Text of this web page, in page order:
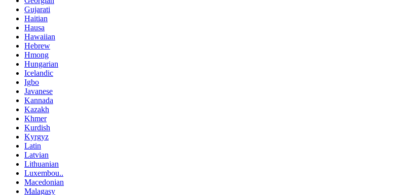
Gujarati
Haitian
Hausa
Hawaiian
Hebrew
Hmong
Hungarian
Icelandic
Igbo
Javanese
Kannada
Kazakh
Khmer
Kurdish
Kyrgyz
Latin
Latvian
Lithuanian
Luxembou..
Macedonian
Malagasy